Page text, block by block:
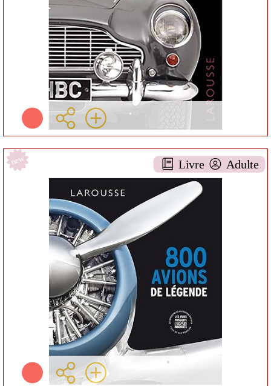
Informations:
Résumé:
Plus d'infos
Livre Adulte
new
800 avions de légende
DOCUMENTAIRE AA-
6TECHNIQUES
CONSULTANT PHILIP
WHITEMAN
Larousse ( Paris - 2022 )
Informations:
Résumé:
Plus d'infos